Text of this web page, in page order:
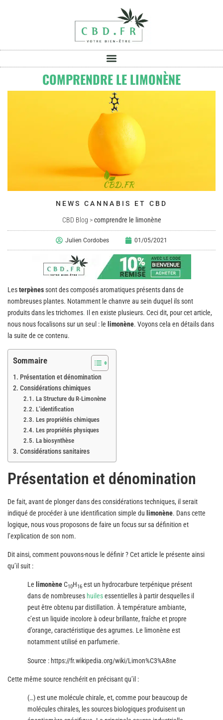
COMPRENDRE LE LIMONÈNE
NEWS CANNABIS ET CBD
CBD Blog >comprendre le limonène
Julien Cordobes 01/05/2021
Lesterpènessont des composés aromatiques présents dans de
nombreuses plantes. Notamment le chanvre au sein duquel ils sont
produits dans les trichomes. Il en existe plusieurs. Ceci dit, pour cet article,
nous nous focalisons sur un seul : le limonène. Voyons cela en détails dans
la suite de ce contenu.
Sommaire
Présentation et dénomination
Considérations chimiques
La Structure du R-Limonène
L’identification
Les propriétés chimiques
Les propriétés physiques
La biosynthèse
Considérations sanitaires
Présentation et dénomination
De fait, avant de plonger dans des considérations techniques, il serait
indiqué de procéder à une identification simple du limonène. Dans cette
logique, nous vous proposons de faire un focus sur sa définition et
l’explication de son nom.
Dit ainsi, comment pouvons-nous le définir ? Cet article le présente ainsi
qu’il suit :
Le limonèneC10H16 est un hydrocarbure terpénique présent
dans de nombreuses huilesessentielles à partir desquelles il
peut être obtenu par distillation. À température ambiante,
c’est un liquide incolore à odeur brillante, fraîche et propre
d’orange, caractéristique des agrumes. Le limonène est
notamment utilisé en parfumerie.
Source : https://fr.wikipedia.org/wiki/Limon%C3%A8ne
Cette même source renchérit en précisant qu’il :
(…) est une molécule chirale, et, comme pour beaucoup de
molécules chirales, les sources biologiques produisent un